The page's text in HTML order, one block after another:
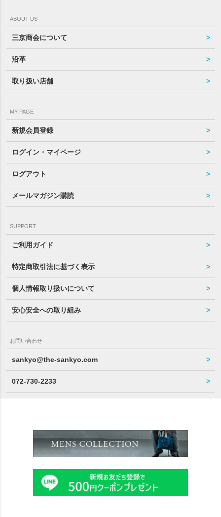
ABOUT US
三京商会について
沿革
取り扱い店舗
MY PAGE
新規会員登録
ログイン・マイページ
ログアウト
メールマガジン購読
SUPPORT
ご利用ガイド
特定商取引法に基づく表示
個人情報取り扱いについて
安心安全への取り組み
お問い合わせ
sankyo@the-sankyo.com
072-730-2233